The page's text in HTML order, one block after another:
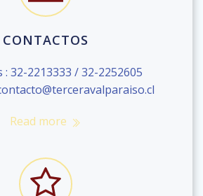
CONTACTOS
32-2213333 / 32-2252605
Read more